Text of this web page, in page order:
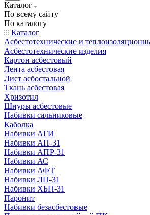
Каталог
По всему сайту
По каталогу
Каталог
Асбестотехнические и
Асбестотехнические изделия
Картон асбестовый
Лента асбестовая
Лист асбостальной
Ткань асбестовая
Хризотил
Шнуры асбестовые
Набивки сальниковые
Каболка
Набивки АГИ
Набивки АП-31
Набивки АПР-31
Набивки АС
Набивки АФТ
Набивки ЛП-31
Набивки ХБП-31
Паронит
Набивки безасбестовые